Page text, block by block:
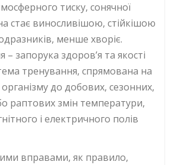
тиску, сонячної
стає виносливішою, стійкішою
менше хворіє.
– запорука здоров’я та якості
тренування, спрямована на
до добових, сезонних,
раптових змін температури,
і електричного полів
вправами, як правило,